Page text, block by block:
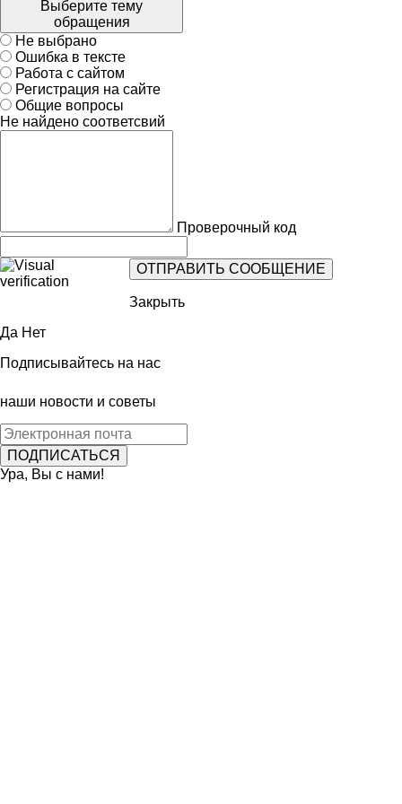
Выберите тему
обращения
Не выбрано
Ошибка в тексте
Работа с сайтом
Регистрация на сайте
Общие вопросы
Не найдено соответсвий
Проверочный код
Закрыть
Да Нет
Подписывайтесь на нас
наши новости и советы
Ура, Вы с нами!